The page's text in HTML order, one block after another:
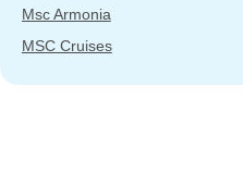
Msc Armonia
MSC Cruises